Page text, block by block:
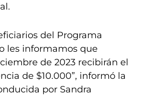
del Programa
les informamos que
de 2023 recibirán el
de $10.000”, informó la
por Sandra